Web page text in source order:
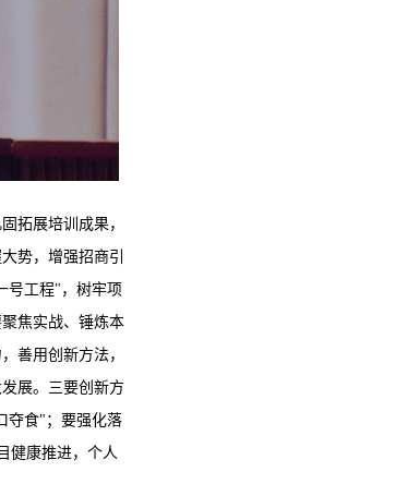
拓展培训成果，
势，增强招商引
号工程"，树牢项
焦实战、锤炼本
善用创新方法，
展。三要创新方
夺食"；要强化落
健康推进，个人